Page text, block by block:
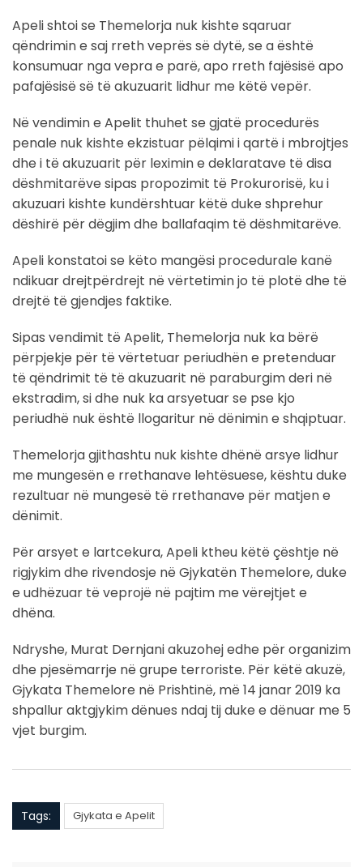
Apeli shtoi se Themelorja nuk kishte sqaruar
qëndrimin e saj rreth veprës së dytë, se a është
konsumuar nga vepra e parë, apo rreth fajësisë apo
pafajësisë së të akuzuarit lidhur me këtë vepër.
Në vendimin e Apelit thuhet se gjatë procedurës
penale nuk kishte ekzistuar pëlqimi i qartë i mbrojtjes
dhe i të akuzuarit për leximin e deklaratave të disa
dëshmitarëve sipas propozimit të Prokurorisë, ku i
akuzuari kishte kundërshtuar këtë duke shprehur
dëshirë për dëgjim dhe ballafaqim të dëshmitarëve.
Apeli konstatoi se këto mangësi procedurale kanë
ndikuar drejtpërdrejt në vërtetimin jo të plotë dhe të
drejtë të gjendjes faktike.
Sipas vendimit të Apelit, Themelorja nuk ka bërë
përpjekje për të vërtetuar periudhën e pretenduar
të qëndrimit të të akuzuarit në paraburgim deri në
ekstradim, si dhe nuk ka arsyetuar se pse kjo
periudhë nuk është llogaritur në dënimin e shqiptuar.
Themelorja gjithashtu nuk kishte dhënë arsye lidhur
me mungesën e rrethanave lehtësuese, kështu duke
rezultuar në mungesë të rrethanave për matjen e
dënimit.
Për arsyet e lartcekura, Apeli ktheu këtë çështje në
rigjykim dhe rivendosje në Gjykatën Themelore, duke
e udhëzuar të veprojë në pajtim me vërejtjet e
dhëna.
Ndryshe, Murat Dernjani akuzohej edhe për organizim
dhe pjesëmarrje në grupe terroriste. Për këtë akuzë,
Gjykata Themelore në Prishtinë, më 14 janar 2019 ka
shpallur aktgjykim dënues ndaj tij duke e dënuar me 5
vjet burgim.
Tags: Gjykata e Apelit